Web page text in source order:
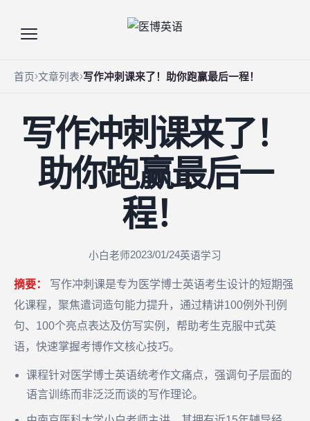
首页 文章列表 写作冲刺课来了！助你跑赢最后一程！
写作冲刺课来了！
助你跑赢最后一
程！
小白老师2023/01/24英语学习
摘要：
写作冲刺课是专为医学博士英语考生设计的短期强
化课程，聚焦遣词造句能力提升，通过精讲100例外刊例
句、100个亮点表达及仿写实例，帮助考生克服中式英
语，快速掌握考博作文核心技巧。
课程针对医学博士英语统考作文痛点，强调句子层面的
语言训练而非泛泛而谈的写作理论。